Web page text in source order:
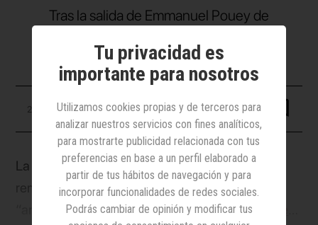
Tras la salida de Emmanuel Pouey de
27 mayo 2026
La organización de los Premios Eficacia ha
remitido un comunicado en el que señala que
“ante la comunicación de la salida deEmmanuel
Tu privacidad es
importante para nosotros
Utilizamos cookies propias y de terceros para
analizar nuestros servicios con fines analíticos,
para mostrarte publicidad relacionada con tus
preferencias en base a un perfil elaborado a
partir de tus hábitos de navegación y para
incorporar funcionalidades de redes sociales.
Podrás cambiar de opinión y modificar tus